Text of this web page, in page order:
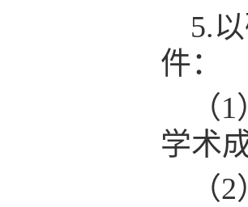
5.
件：
（
学术
（